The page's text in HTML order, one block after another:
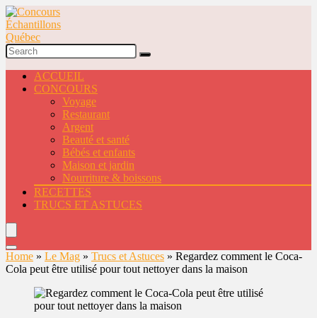
ACCUEIL
CONCOURS
Voyage
Restaurant
Argent
Beauté et santé
Bébés et enfants
Maison et jardin
Nourriture & boissons
RECETTES
TRUCS ET ASTUCES
Home » Le Mag » Trucs et Astuces » Regardez comment le Coca-
Cola peut être utilisé pour tout nettoyer dans la maison